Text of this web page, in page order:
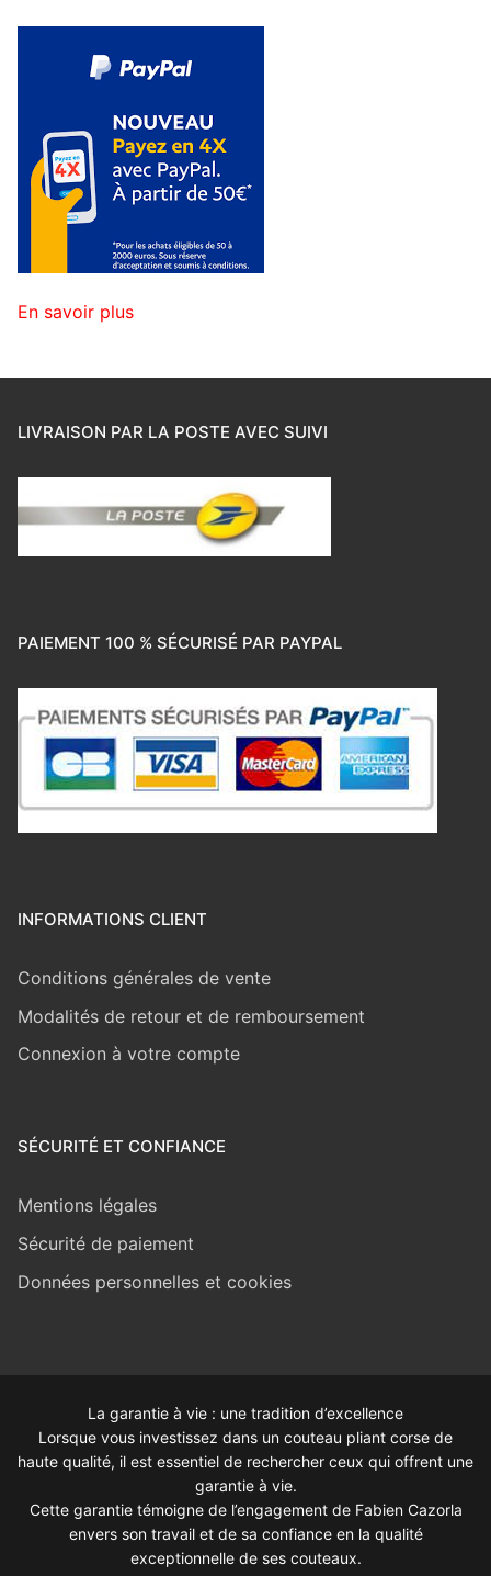
En savoir plus
LIVRAISON PAR LA POSTE AVEC SUIVI
PAIEMENT 100 % SÉCURISÉ PAR PAYPAL
INFORMATIONS CLIENT
Conditions générales de vente
Modalités de retour et de remboursement
Connexion à votre compte
SÉCURITÉ ET CONFIANCE
Mentions légales
Sécurité de paiement
Données personnelles et cookies
La garantie à vie : une tradition d’excellence
Lorsque vous investissez dans un couteau pliant corse de
haute qualité, il est essentiel de rechercher ceux qui offrent une
garantie à vie.
Cette garantie témoigne de l’engagement de Fabien Cazorla
envers son travail et de sa confiance en la qualité
exceptionnelle de ses couteaux.